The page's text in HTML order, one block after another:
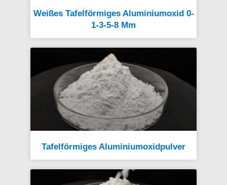
Weißes Tafelförmiges Aluminiumoxid 0-
1-3-5-8 Mm
Tafelförmiges Aluminiumoxidpulver